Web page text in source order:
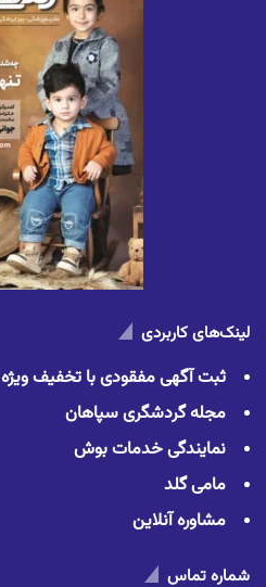
لینک‌های کاربردی
ثبت آگهی مفقودی با تخفیف ویژه
مجله گردشگری سپاهان
نمایندگی خدمات بوش
مامی گلد
مشاوره آنلاین
شماره تماس